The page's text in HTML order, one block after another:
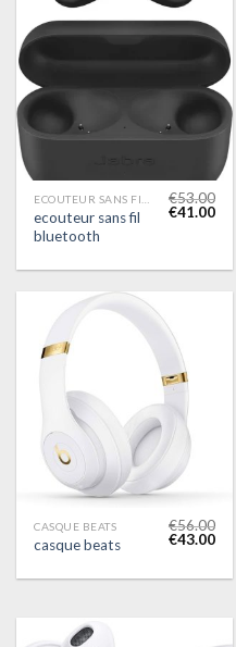
ecouteur sans fil
bluetooth
€53.00
€41.00
CASQUE BEATS
casque beats
€56.00
€43.00